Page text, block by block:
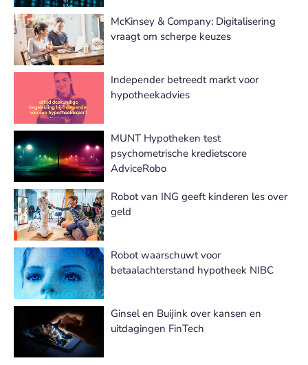
McKinsey & Company: Digitalisering
vraagt om scherpe keuzes
Independer betreedt markt voor
hypotheekadvies
MUNT Hypotheken test
psychometrische kredietscore
AdviceRobo
Robot van ING geeft kinderen les over
geld
Robot waarschuwt voor
betaalachterstand hypotheek NIBC
Ginsel en Buijink over kansen en
uitdagingen FinTech